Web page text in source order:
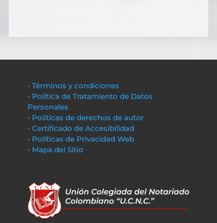
• Términos y condiciones
• Política de Tratamiento de Datos
Personales
• Políticas de derechos de autor
• Certificado de Accesibilidad
• Políticas de Privacidad Web
• Mapa del Sitio